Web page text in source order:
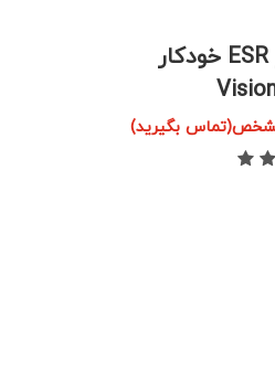
آنالیزگر ESR خودکار
بگیرید)